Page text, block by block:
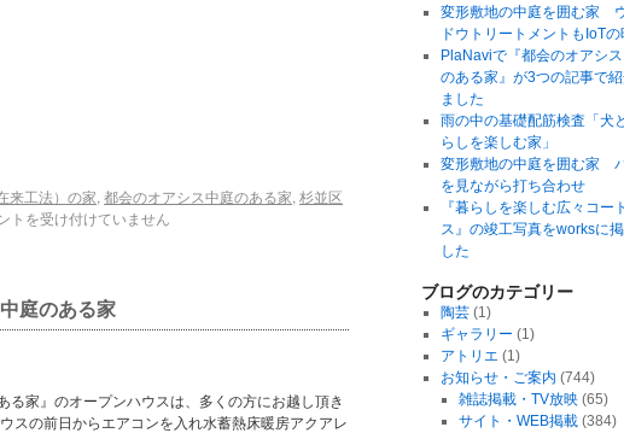
来工法）の家, 都会のオアシス中庭のある家, 杉並区
トを受け付けていません
庭のある家
家』のオープンハウスは、多くの方にお越し頂き
スの前日からエアコンを入れ水蓄熱床暖房アクアレ
変形敷地の中庭を囲む家
ドウトリートメントもIoT
PlaNaviで『都会のオアシ
のある家』が3つの記事で
ました
雨の中の基礎配筋検査「犬
らしを楽しむ家」
変形敷地の中庭を囲む家
を見ながら打ち合わせ
『暮らしを楽しむ広々コー
ス』の竣工写真をworksに
した
ブログのカテゴリー
陶芸(1)
ギャラリー (1)
アトリエ(1)
お知らせ・ご案内 (744)
雑誌掲載・TV放映 (65)
サイト・WEB掲載 (384)